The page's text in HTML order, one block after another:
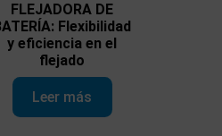
FLEJADORA DE
Flexibilidad
y eficiencia en el
flejado
Leer más